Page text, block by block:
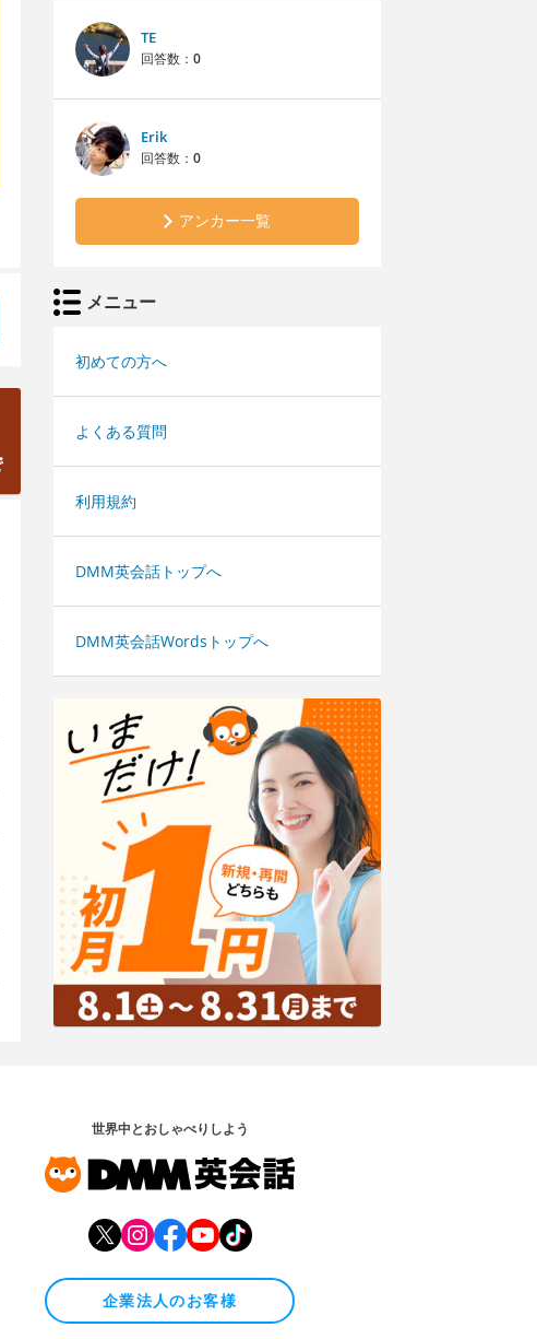
TE
回答数： 0
Erik
回答数： 0
アンカー一覧
メニュー
初めての方へ
よくある質問
利用規約
DMM英会話トップへ
DMM英会話Wordsトップへ
世界中とおしゃべりしよう
企業法人のお客様